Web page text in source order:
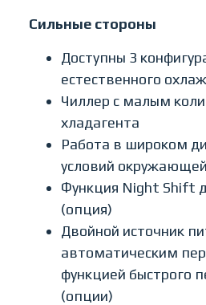
Сильные стороны
Доступны 3
естественного
Чиллер с малым
хладагента
Работа в широком
условий
Функция Night Shift
(опция)
Двойной источник
автоматическим
функцией быстрого
(опции)